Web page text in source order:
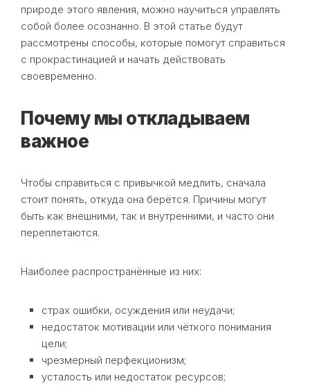
природе этого явления, можно научиться управлять
собой более осознанно. В этой статье будут
рассмотрены способы, которые помогут справиться
с прокрастинацией и начать действовать
своевременно.
Почему мы откладываем
важное
Чтобы справиться с привычкой медлить, сначала
стоит понять, откуда она берётся. Причины могут
быть как внешними, так и внутренними, и часто они
переплетаются.
Наиболее распространённые из них:
страх ошибки, осуждения или неудачи;
недостаток мотивации или чёткого понимания
цели;
чрезмерный перфекционизм;
усталость или недостаток ресурсов;